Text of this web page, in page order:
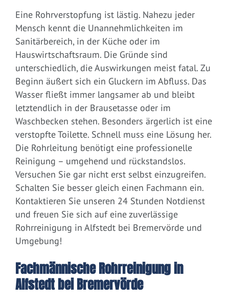
Eine Rohrverstopfung ist lästig. Nahezu jeder
Mensch kennt die Unannehmlichkeiten im
Sanitärbereich, in der Küche oder im
Hauswirtschaftsraum. Die Gründe sind
unterschiedlich, die Auswirkungen meist fatal. Zu
Beginn äußert sich ein Gluckern im Abfluss. Das
Wasser fließt immer langsamer ab und bleibt
letztendlich in der Brausetasse oder im
Waschbecken stehen. Besonders ärgerlich ist eine
verstopfte Toilette. Schnell muss eine Lösung her.
Die Rohrleitung benötigt eine professionelle
Reinigung – umgehend und rückstandslos.
Versuchen Sie gar nicht erst selbst einzugreifen.
Schalten Sie besser gleich einen Fachmann ein.
Kontaktieren Sie unseren 24 Stunden Notdienst
und freuen Sie sich auf eine zuverlässige
Rohrreinigung in Alfstedt bei Bremervörde und
Umgebung!
Fachmännische Rohrreinigung in
Alfstedt bei Bremervörde